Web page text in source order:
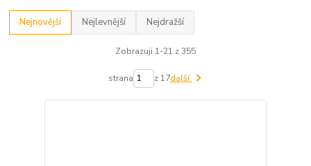
Nejnovější Nejlevnější Nejdražší
Zobrazuji 1-21 z 355
strana z 17další